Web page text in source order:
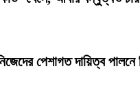
পেশাগত দায়িত্ব পালনে